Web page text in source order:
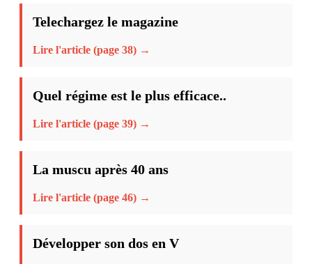
Telechargez le magazine
Lire l'article (page 38) →
Quel régime est le plus efficace..
Lire l'article (page 39) →
La muscu après 40 ans
Lire l'article (page 46) →
Développer son dos en V